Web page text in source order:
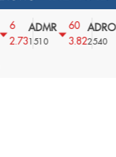
2.73
ADMR
1510
60
3.82
ADRO
2540